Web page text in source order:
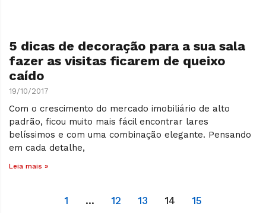
5 dicas de decoração para a sua sala
fazer as visitas ficarem de queixo
caído
19/10/2017
Com o crescimento do mercado imobiliário de alto
padrão, ficou muito mais fácil encontrar lares
belíssimos e com uma combinação elegante. Pensando
em cada detalhe,
Leia mais »
1 … 12 13 14 15